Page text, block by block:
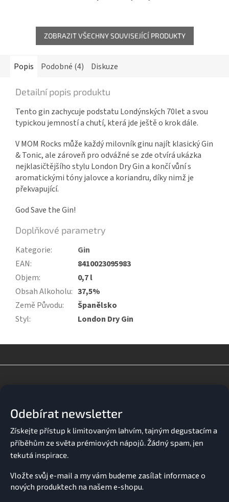
ZOBRAZIT VŠECHNY SOUVISEJÍCÍ PRODUKTY
Popis Podobné (4) Diskuze
Detailní popis produktu
Tento gin zachycuje podstatu Londýnských 70let a svou
typickou jemností a chutí, která jde ještě o krok dále.
V MOM Rocks může každý milovník ginu najít klasický Gin
& Tonic, ale zároveň pro odvážné se zde otvírá ukázka
nejklasičtějšího stylu London Dry Gin a končí vůní s
aromatickými tóny jalovce a koriandru, díky nimž je
překvapující.
God Save the Gin!
Doplňkové parametry
Kategorie:
Gin
EAN:
8410023095983
Objem:
0,7 l
Obsah Alkoholu: 37,5%
Země Původu:
Španělsko
Styl: London Dry Gin
Odebírat newsletter
Vložte svůj e-mail a my vám budeme zasílat informace o
nových produktech na našem e-shopu.